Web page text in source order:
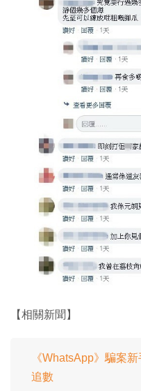
【相關新聞】
《WhatsApp》騙案
追數